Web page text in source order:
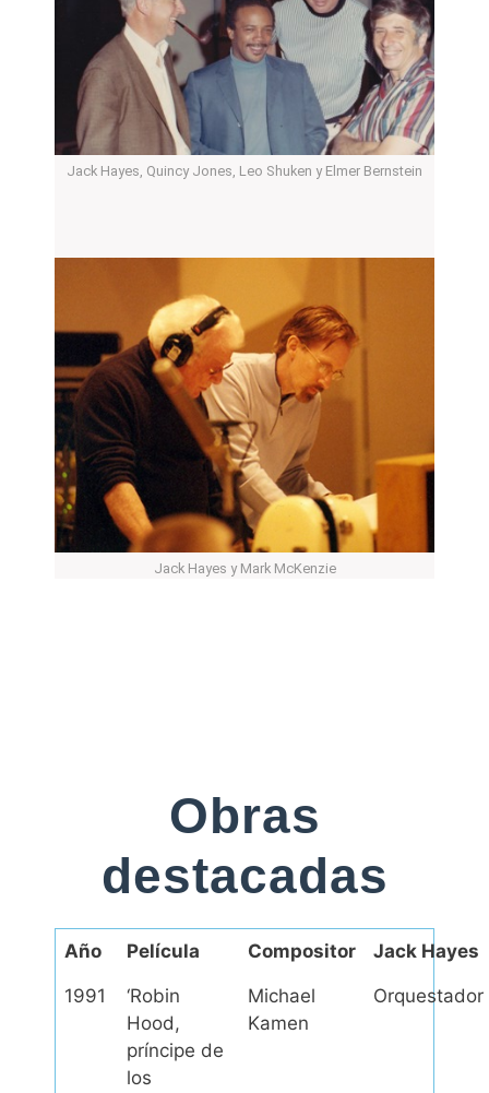
Jack Hayes, Quincy Jones, Leo Shuken y Elmer Bernstein
Jack Hayes y Mark McKenzie
Obras
destacadas
Año Película Compositor Jack Hayes
1991
‘Robin
Hood,
príncipe de
los
Michael
Kamen
Orquestador